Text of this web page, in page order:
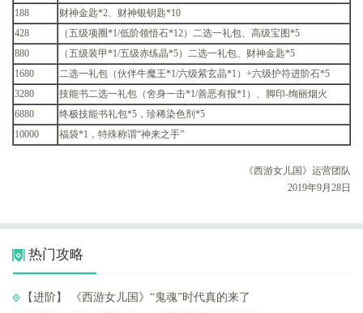
188
财神金匙*2、财神银钥匙*10
428
（五级项圈*1/低阶领悟石*12）二选一礼包、高级宝图*5
880
（五级装甲*1/五级赤练晶*5）二选一礼包、财神金匙*5
1680
二选一礼包（伙伴牛魔王*1/六级紫玄晶*1）+六级护符进阶石*5
3280
技能书二选一礼包（舍身一击*1/善恶有报*1）、脚印-绚丽烟火
6880
终极技能书礼包*5，珍稀染色剂*5
10000
福袋*1，特殊称谓“神来之手”
《西游女儿国》运营团队
2019年9月28日
热门攻略
【进阶】 ​《西游女儿国》“鬼魂”时代真的来了